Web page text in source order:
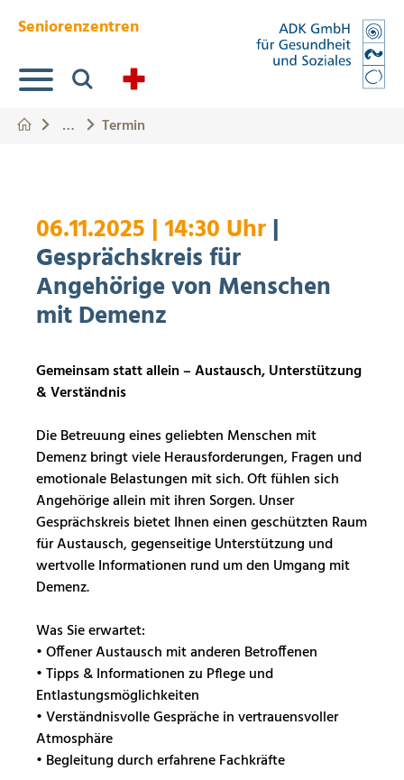
Seniorenzentren
Suche
… Termin
06.11.2025 | 14:30 Uhr |
Gesprächskreis für
Angehörige von Menschen
mit Demenz
Gemeinsam statt allein – Austausch, Unterstützung
& Verständnis
Die Betreuung eines geliebten Menschen mit
Demenz bringt viele Herausforderungen, Fragen und
emotionale Belastungen mit sich. Oft fühlen sich
Angehörige allein mit ihren Sorgen. Unser
Gesprächskreis bietet Ihnen einen geschützten Raum
für Austausch, gegenseitige Unterstützung und
wertvolle Informationen rund um den Umgang mit
Demenz.
Was Sie erwartet:
• Offener Austausch mit anderen Betroffenen
• Tipps & Informationen zu Pflege und
Entlastungsmöglichkeiten
• Verständnisvolle Gespräche in vertrauensvoller
Atmosphäre
• Begleitung durch erfahrene Fachkräfte